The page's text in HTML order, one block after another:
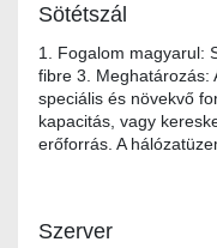
Sötétszál
1. Fogalom magyarul:
fibre 3. Meghatározás:
speciális és növekvő
kapacitás, vagy
erőforrás. A
Szerver